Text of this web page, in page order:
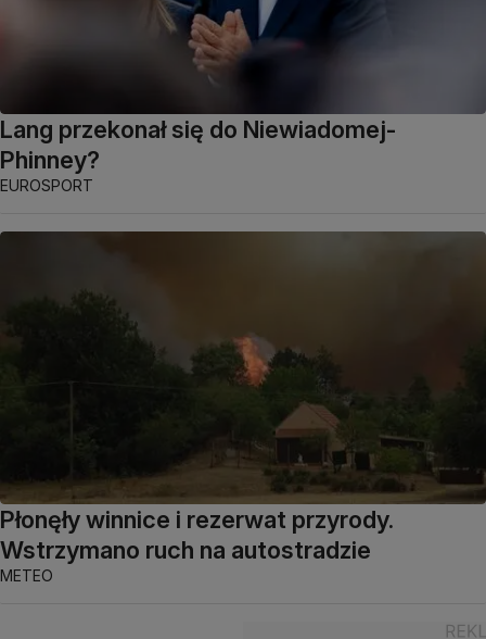
Lang przekonał się do Niewiadomej-
Phinney?
EUROSPORT
Płonęły winnice i rezerwat przyrody.
Wstrzymano ruch na autostradzie
METEO